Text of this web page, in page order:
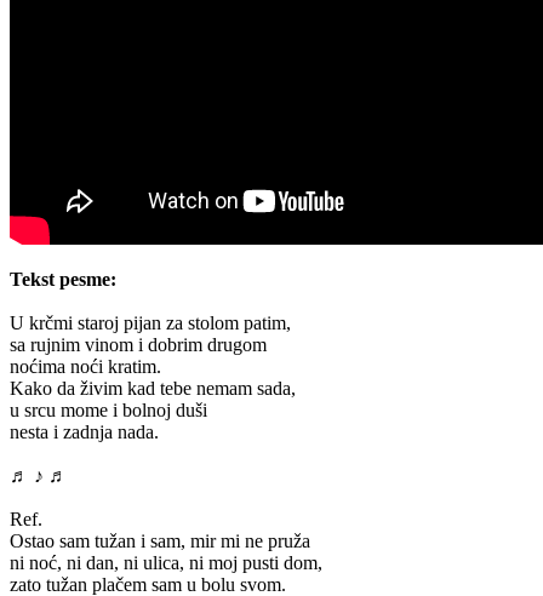
Tekst pesme:
U krčmi staroj pijan za stolom patim,
sa rujnim vinom i dobrim drugom
noćima noći kratim.
Kako da živim kad tebe nemam sada,
u srcu mome i bolnoj duši
nesta i zadnja nada.
♬ ♪ ♬
Ref.
Ostao sam tužan i sam, mir mi ne pruža
ni noć, ni dan, ni ulica, ni moj pusti dom,
zato tužan plačem sam u bolu svom.